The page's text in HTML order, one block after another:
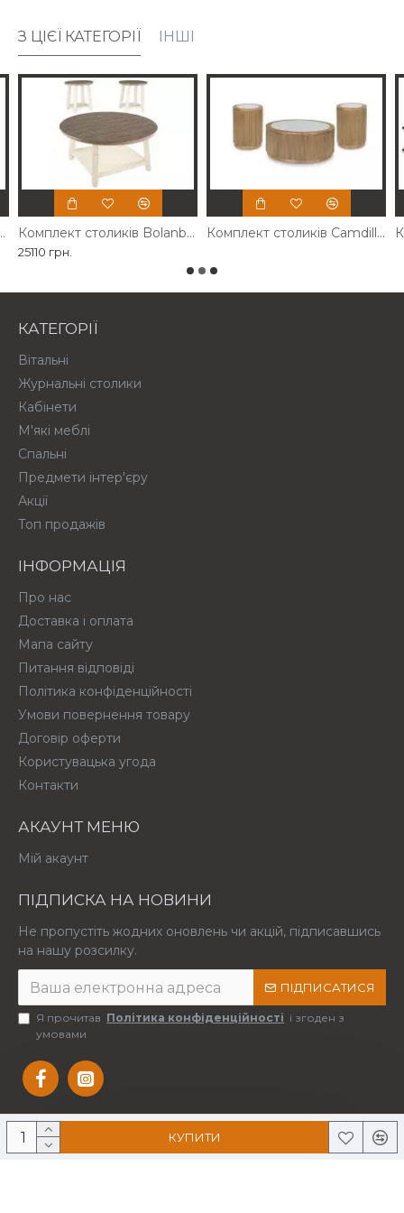
КУПИТИ
З ЦІЄЇ КАТЕГОРІЇ ІНШІ
Ashley Комплект столиків Bolanbrook Ashley
25110 грн.
Комплект столиків Camdill Ashley
КАТЕГОРІЇ
Вітальні
Журнальні столики
Кабінети
М'які меблі
Спальні
Предмети інтер'єру
Акції
Топ продажів
ІНФОРМАЦІЯ
Про нас
Доставка і оплата
Мапа сайту
Питання відповіді
Політика конфіденційності
Умови повернення товару
Договір оферти
Користувацька угода
Контакти
АКАУНТ МЕНЮ
Мій акаунт
ПІДПИСКА НА НОВИНИ
Не пропустіть жодних оновлень чи акцій, підписавшись
на нашу розсилку.
ПІДПИСАТИСЯ
Я прочитав Політика конфіденційності і згоден з
умовами
Copyright © 2025 Усі права захищені